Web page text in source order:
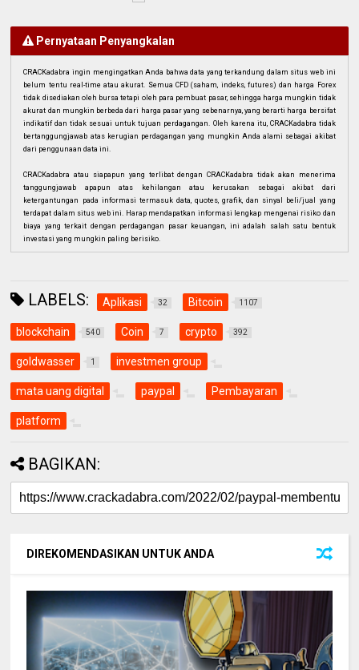
Pernyataan Penyangkalan
CRACKadabra ingin mengingatkan Anda bahwa data yang terkandung dalam situs web ini
belum tentu real-time atau akurat. Semua CFD (saham, indeks, futures) dan harga Forex
tidak disediakan oleh bursa tetapi oleh para pembuat pasar, sehingga harga mungkin tidak
akurat dan mungkin berbeda dari harga pasar yang sebenarnya, yang berarti harga bersifat
indikatif dan tidak sesuai untuk tujuan perdagangan. Oleh karena itu, CRACKadabra tidak
bertanggungjawab atas kerugian perdagangan yang mungkin Anda alami sebagai akibat
dari penggunaan data ini.
CRACKadabra atau siapapun yang terlibat dengan CRACKadabra tidak akan menerima
tanggungjawab apapun atas kehilangan atau kerusakan sebagai akibat dari
ketergantungan pada informasi termasuk data, quotes, grafik, dan sinyal beli/jual yang
terdapat dalam situs web ini. Harap mendapatkan informasi lengkap mengenai risiko dan
biaya yang terkait dengan perdagangan pasar keuangan, ini adalah salah satu bentuk
investasi yang mungkin paling berisiko.
LABELS: Aplikasi 32 Bitcoin 1107
blockchain 540 Coin 7 crypto 392
goldwasser 1 investmen group
mata uang digital paypal Pembayaran
platform
BAGIKAN:
DIREKOMENDASIKAN UNTUK ANDA